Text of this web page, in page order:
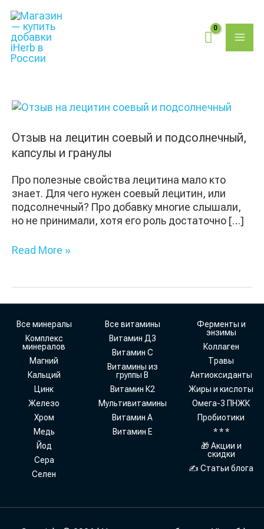
содержимому
Отзыв на лецитин соевый и подсолнечный,
капсулы и гранулы
Про полезные свойства лецитина мало кто
знает. Для чего нужен соевый лецитин, или
подсолнечный? Про добавку многие слышали,
но не принимали, хотя его роль достаточно […]
Отзыв
лецитин
и
подсолнечный,
капсулы
и
гранулы
Read More »
Все минералы
Комплекс
минералов
Магний
Кальций
Цинк
Железо
Хром
Медь
Йод
Сера
Селен
Все витамины
Витамин Д3
Витамин С
Витамины из
группы В
Витамин К2
Мультивитамины
Витамин А
Витамин Е
Ферменты и
энзимы
Коллаген
Травы
Антиоксиданты
Жиры и кислоты
Омега-3 ПНЖК
Пробиотики
* * *
🎁 Акции и
скидки
✍ Статьи блога
товаров